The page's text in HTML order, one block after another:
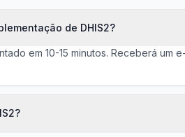
de DHIS2?
em 10-15 minutos. Receberá um